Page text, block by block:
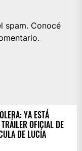
spam. Conocé
YA ESTÁ
OFICIAL DE
DE LUCÍA